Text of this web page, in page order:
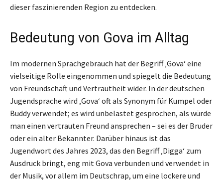
dieser faszinierenden Region zu entdecken.
Bedeutung von Gova im Alltag
Im modernen Sprachgebrauch hat der Begriff ‚Gova‘ eine
vielseitige Rolle eingenommen und spiegelt die Bedeutung
von Freundschaft und Vertrautheit wider. In der deutschen
Jugendsprache wird ‚Gova‘ oft als Synonym für Kumpel oder
Buddy verwendet; es wird unbelastet gesprochen, als würde
man einen vertrauten Freund ansprechen – sei es der Bruder
oder ein alter Bekannter. Darüber hinaus ist das
Jugendwort des Jahres 2023, das den Begriff ‚Digga‘ zum
Ausdruck bringt, eng mit Gova verbunden und verwendet in
der Musik, vor allem im Deutschrap, um eine lockere und